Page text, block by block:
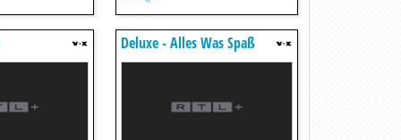
Deluxe - Alles Was Spaß
Macht